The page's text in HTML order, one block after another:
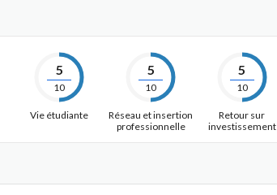
5
10
Vie étudiante
5
10
Réseau et insertion
professionnelle
5
10
Retour sur
investissement